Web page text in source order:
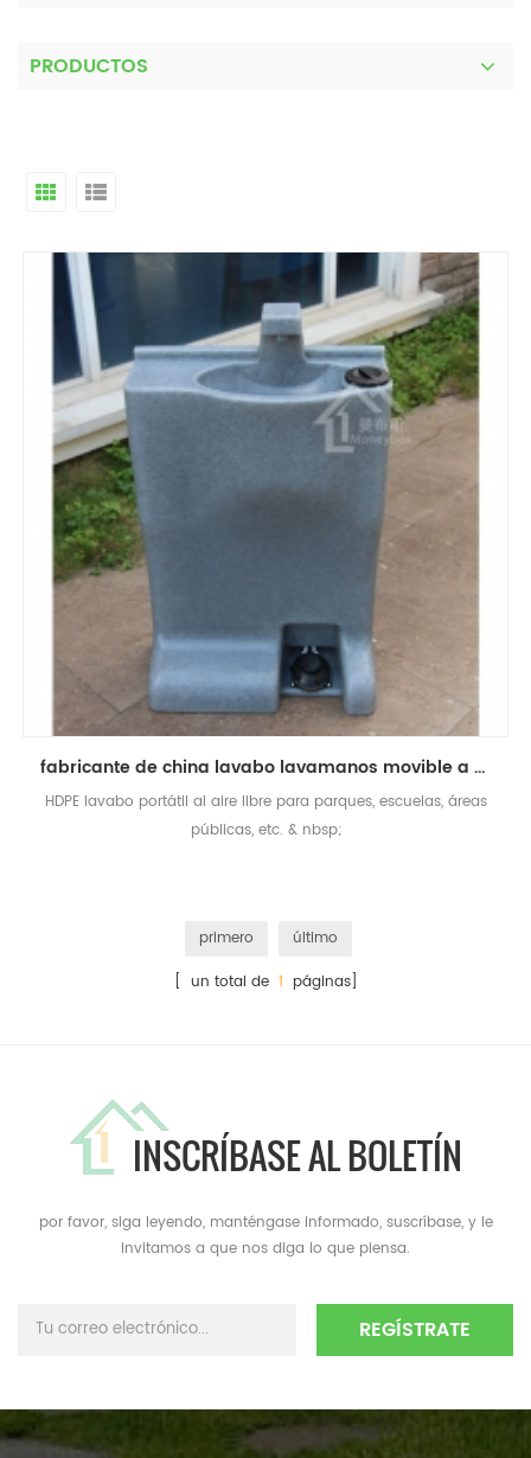
PRODUCTOS
fabricante de china lavabo lavamanos movible a mano para eventos al aire libre
HDPE lavabo portátil al aire libre para parques, escuelas, áreas
públicas, etc. & nbsp;
primero
último
[ un total de 1 páginas]
INSCRÍBASE AL BOLETÍN
por favor, siga leyendo, manténgase informado, suscríbase, y le
invitamos a que nos diga lo que piensa.